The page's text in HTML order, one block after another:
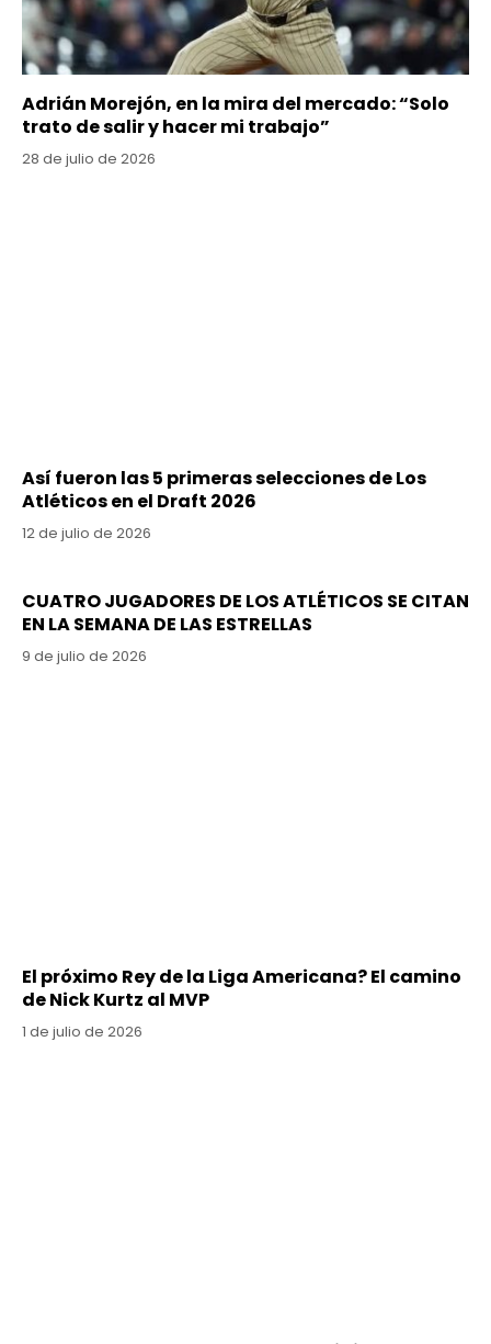
Adrián Morejón, en la mira del mercado: “Solo
trato de salir y hacer mi trabajo”
28 de julio de 2026
Así fueron las 5 primeras selecciones de Los
Atléticos en el Draft 2026
12 de julio de 2026
CUATRO JUGADORES DE LOS ATLÉTICOS SE CITAN
EN LA SEMANA DE LAS ESTRELLAS
9 de julio de 2026
El próximo Rey de la Liga Americana? El camino
de Nick Kurtz al MVP
1 de julio de 2026